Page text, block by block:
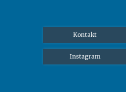
Kontakt
Instagram